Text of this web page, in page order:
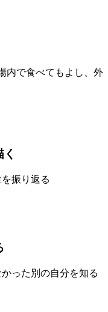
内で食べてもよし、外
振り返る
った別の自分を知る